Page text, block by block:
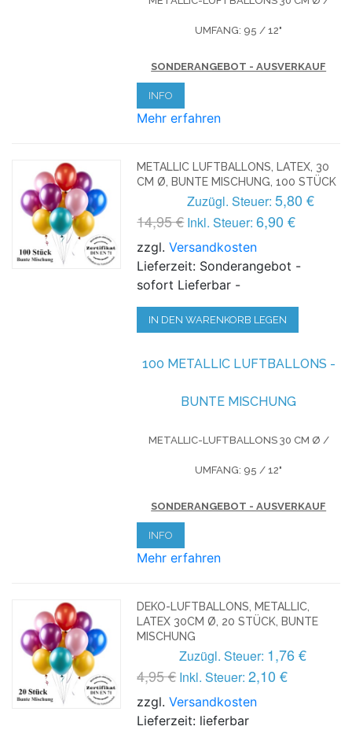
UMFANG: 95 / 12"
SONDERANGEBOT - AUSVERKAUF
INFO
Mehr erfahren
METALLIC LUFTBALLONS, LATEX, 30
CM Ø, BUNTE MISCHUNG, 100 STÜCK
14,95 €
Zuzügl. Steuer: 5,80 €
Inkl. Steuer: 6,90 €
zzgl.Versandkosten
Lieferzeit: Sonderangebot -
sofort Lieferbar -
IN DEN WARENKORB LEGEN
100 METALLIC LUFTBALLONS -
BUNTE MISCHUNG
METALLIC-LUFTBALLONS 30 CM Ø /
UMFANG: 95 / 12"
SONDERANGEBOT - AUSVERKAUF
INFO
Mehr erfahren
DEKO-LUFTBALLONS, METALLIC,
LATEX 30CM Ø, 20 STÜCK, BUNTE
MISCHUNG
4,95 €
Zuzügl. Steuer: 1,76 €
Inkl. Steuer: 2,10 €
zzgl.Versandkosten
Lieferzeit: lieferbar